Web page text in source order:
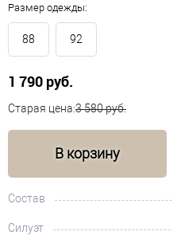
Размер одежды:
88 92
1 790 руб.
Старая цена:3 580 руб.
В корзину
Состав
Силуэт